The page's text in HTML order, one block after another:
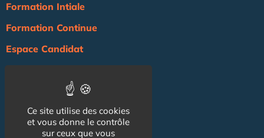
Formation Intiale
Formation Continue
Espace Candidat
Agenda
NOS AUTRES SITES :
Ce site utilise des cookies
et vous donne le contrôle
sur ceux que vous